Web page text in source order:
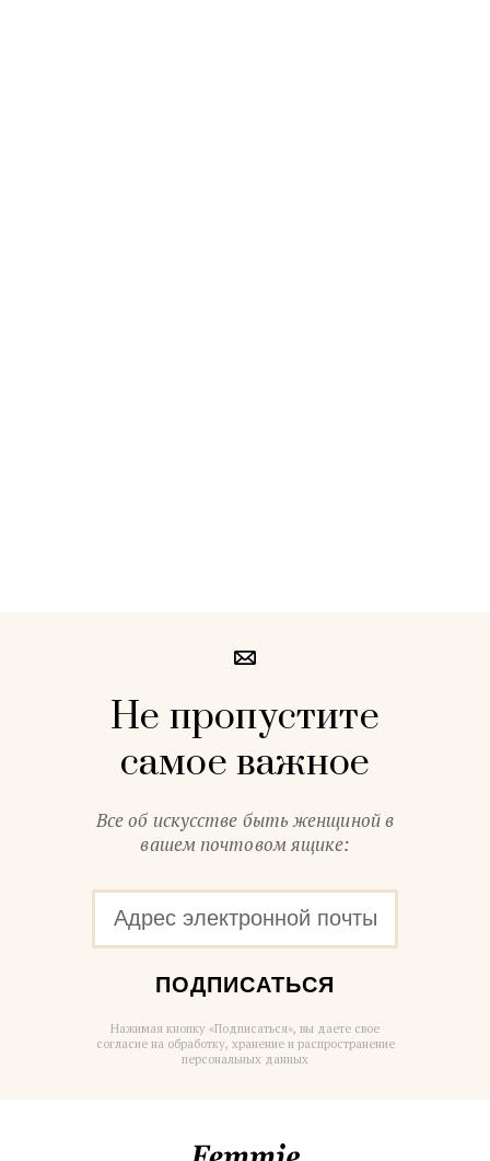
Не пропустите
самое важное
Все об искусстве быть женщиной в
вашем почтовом ящике:
ПОДПИСАТЬСЯ
Нажимая кнопку «Подписаться», вы даете свое
согласие на обработку, хранение и распространение
персональных данных